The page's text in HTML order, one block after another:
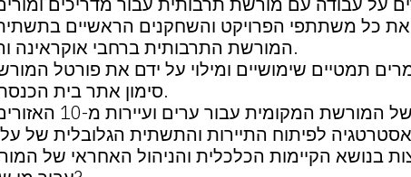
המורשת" 2020 - יחבר את כל משתתפי הפרויקט והשחקנים הראשיים
המורשת התרבותית ברחבי אוקראינה והאיחוד האירופי.
סימון אתר בית הכנסת ההרוס בלבוב.